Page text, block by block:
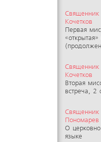
Священник
Кочетков
Первая
«открытая»
Священник
Кочетков
Вторая
встреча, 2
Пономарев
О
языке